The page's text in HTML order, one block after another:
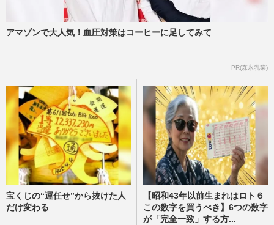
アマゾンで大人気！血圧対策はコーヒーに足してみて
PR(森永乳業)
宝くじの“運任せ”から抜けた人
だけ変わる
【昭和43年以前生まれはロト６
この数字を買うべき】6つの数字
が「完全一致」する方...